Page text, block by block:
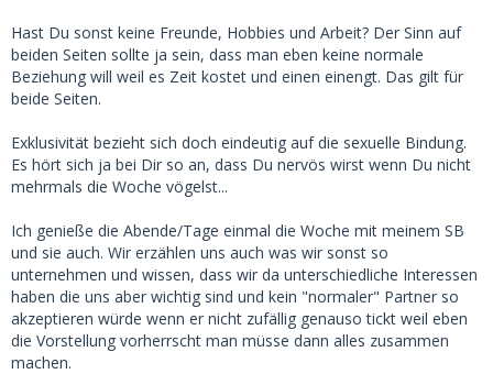
Hast Du sonst keine Freunde, Hobbies und Arbeit? Der Sinn auf
beiden Seiten sollte ja sein, dass man eben keine normale
Beziehung will weil es Zeit kostet und einen einengt. Das gilt für
beide Seiten.
Exklusivität bezieht sich doch eindeutig auf die sexuelle Bindung.
Es hört sich ja bei Dir so an, dass Du nervös wirst wenn Du nicht
mehrmals die Woche vögelst...
Ich genieße die Abende/Tage einmal die Woche mit meinem SB
und sie auch. Wir erzählen uns auch was wir sonst so
unternehmen und wissen, dass wir da unterschiedliche Interessen
haben die uns aber wichtig sind und kein "normaler" Partner so
akzeptieren würde wenn er nicht zufällig genauso tickt weil eben
die Vorstellung vorherrscht man müsse dann alles zusammen
machen.